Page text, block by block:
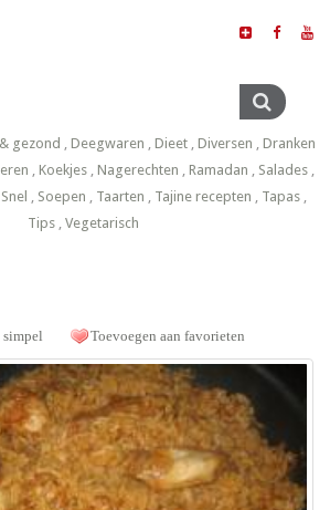
gezond , Deegwaren , Dieet , Diversen , Dranken
, Koekjes , Nagerechten , Ramadan , Salades ,
Snel , Soepen , Taarten , Tajine recepten , Tapas ,
Tips, Vegetarisch
simpel Toevoegen aan favorieten